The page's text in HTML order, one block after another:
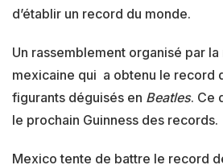
d’établir un record du monde.
Un rassemblement organisé par
mexicaine qui a obtenu le record
figurants déguisés en Beatles. Ce
le prochain Guinness des records.
Mexico tente de battre le record